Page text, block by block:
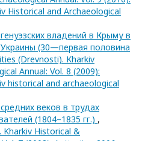
Historical and Archaeological
владений в Крыму в
(30—первая половина
(Drevnosti). Kharkiv
Annual: Vol. 8 (2009):
historical and archaeological
веков в трудах
(1804–1835 гг.) ,
Historical &